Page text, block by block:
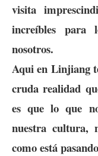
visita
increíbles para
nosotros.
Aqui en Linjiang
cruda realidad
es que lo que
nuestra cultura,
como está